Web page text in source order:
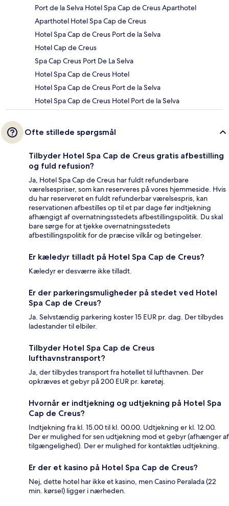
Port de la Selva Hotel Spa Cap de Creus Aparthotel
Aparthotel Hotel Spa Cap de Creus
Hotel Spa Cap de Creus Port de la Selva
Hotel Cap de Creus
Spa Cap Creus Port De La Selva
Hotel Spa Cap de Creus Hotel
Hotel Spa Cap de Creus Port de la Selva
Hotel Spa Cap de Creus Hotel Port de la Selva
Ofte stillede spørgsmål
Tilbyder Hotel Spa Cap de Creus gratis afbestilling
og fuld refusion?
Ja, Hotel Spa Cap de Creus har fuldt refunderbare
værelsespriser, som kan reserveres på vores hjemmeside. Hvis
du har reserveret en fuldt refunderbar værelsespris, kan
reservationen afbestilles op til et par dage før indtjekning
afhængigt af overnatningsstedets afbestillingspolitik. Du skal
bare sørge for at tjekke overnatningsstedets
afbestillingspolitik for de præcise vilkår og betingelser.
Er kæledyr tilladt på Hotel Spa Cap de Creus?
Kæledyr er desværre ikke tilladt.
Er der parkeringsmuligheder på stedet ved Hotel
Spa Cap de Creus?
Ja. Selvstændig parkering koster 15 EUR pr. dag. Der tilbydes
ladestander til elbiler.
Tilbyder Hotel Spa Cap de Creus
lufthavnstransport?
Ja, der tilbydes transport fra hotellet til lufthavnen. Der
opkræves et gebyr på 200 EUR pr. køretøj.
Hvornår er indtjekning og udtjekning på Hotel Spa
Cap de Creus?
Indtjekning fra kl. 15.00 til kl. 00.00. Udtjekning er kl. 12.00.
Der er mulighed for sen udtjekning mod et gebyr (afhænger af
tilgængelighed). Der er mulighed for kontaktløs udtjekning.
Er der et kasino på Hotel Spa Cap de Creus?
Nej, dette hotel har ikke et kasino, men Casino Peralada (22
min. kørsel) ligger i nærheden.